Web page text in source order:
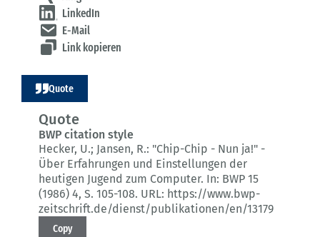
LinkedIn
E-Mail
Link kopieren
Quote
Quote
BWP citation style
Hecker, U.; Jansen, R.: "Chip-Chip - Nun ja!" -
Über Erfahrungen und Einstellungen der
heutigen Jugend zum Computer. In: BWP 15
(1986) 4, S. 105-108. URL: https://www.bwp-
zeitschrift.de/dienst/publikationen/en/13179
Copy